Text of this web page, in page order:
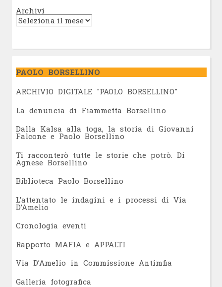
Archivi
PAOLO BORSELLINO
ARCHIVIO DIGITALE "PAOLO BORSELLINO"
La denuncia di Fiammetta Borsellino
Dalla Kalsa alla toga, la storia di Giovanni
Falcone e Paolo Borsellino
Ti racconterò tutte le storie che potrò. Di
Agnese Borsellino
Biblioteca Paolo Borsellino
L’attentato le indagini e i processi di Via
D’Amelio
Cronologia eventi
Rapporto MAFIA e APPALTI
Via D’Amelio in Commissione Antimfia
Galleria fotografica